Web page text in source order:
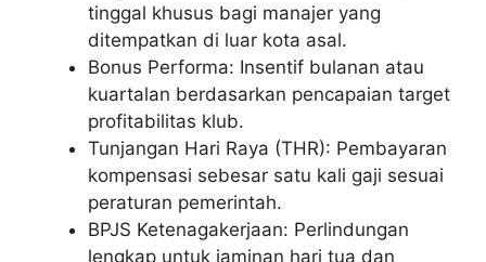
tinggal khusus bagi manajer yang
ditempatkan di luar kota asal.
Bonus Performa: Insentif bulanan atau
kuartalan berdasarkan pencapaian target
profitabilitas klub.
Tunjangan Hari Raya (THR): Pembayaran
kompensasi sebesar satu kali gaji sesuai
peraturan pemerintah.
BPJS Ketenagakerjaan: Perlindungan
lengkap untuk jaminan hari tua dan